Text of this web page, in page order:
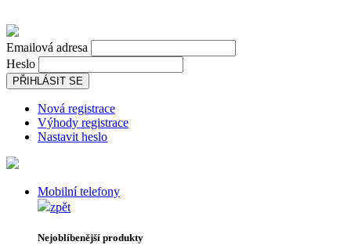
Emailová adresa
Heslo
PŘIHLÁSIT SE
Nová registrace
Výhody registrace
Nastavit heslo
Mobilní telefony
zpět
Nejoblíbenější produkty